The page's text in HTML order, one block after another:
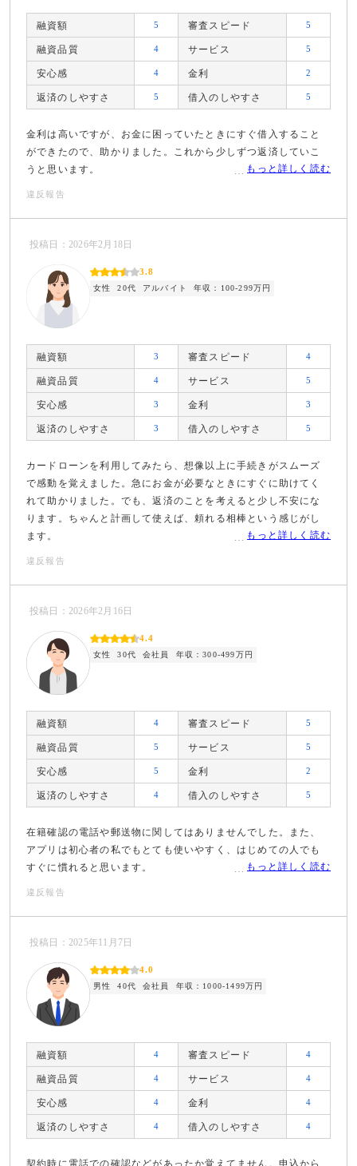
融資額 5 審査スピード 5
融資品質 4 サービス 5
安心感 4 金利 2
返済のしやすさ 5 借入のしやすさ 5
金利は高いですが、お金に困っていたときにすぐ借入すること
ができたので、助かりました。これから少しずつ返済していこ
うと思います。
もっと詳しく読む
違反報告
投稿日：2026年2月18日
3.8
女性 20代 アルバイト 年収：100-299万円
融資額 3 審査スピード 4
融資品質 4 サービス 5
安心感 3 金利 3
返済のしやすさ 3 借入のしやすさ 5
カードローンを利用してみたら、想像以上に手続きがスムーズ
で感動を覚えました。急にお金が必要なときにすぐに助けてく
れて助かりました。でも、返済のことを考えると少し不安にな
ります。ちゃんと計画して使えば、頼れる相棒という感じがし
ます。
もっと詳しく読む
違反報告
投稿日：2026年2月16日
4.4
女性 30代 会社員 年収：300-499万円
融資額 4 審査スピード 5
融資品質 5 サービス 5
安心感 5 金利 2
返済のしやすさ 4 借入のしやすさ 5
在籍確認の電話や郵送物に関してはありませんでした。また、
アプリは初心者の私でもとても使いやすく、はじめての人でも
すぐに慣れると思います。
もっと詳しく読む
違反報告
投稿日：2025年11月7日
4.0
男性 40代 会社員 年収：1000-1499万円
融資額 4 審査スピード 4
融資品質 4 サービス 4
安心感 4 金利 4
返済のしやすさ 4 借入のしやすさ 4
契約時に電話での確認などがあったか覚えてません。申込から